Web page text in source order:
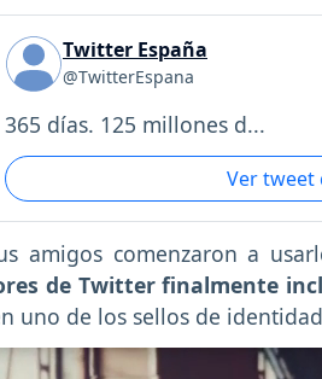
Twitter España
@TwitterEspana
365 días. 125 millones d...
Ver tweet
amigos comenzaron a
de Twitter finalmente
uno de los sellos de